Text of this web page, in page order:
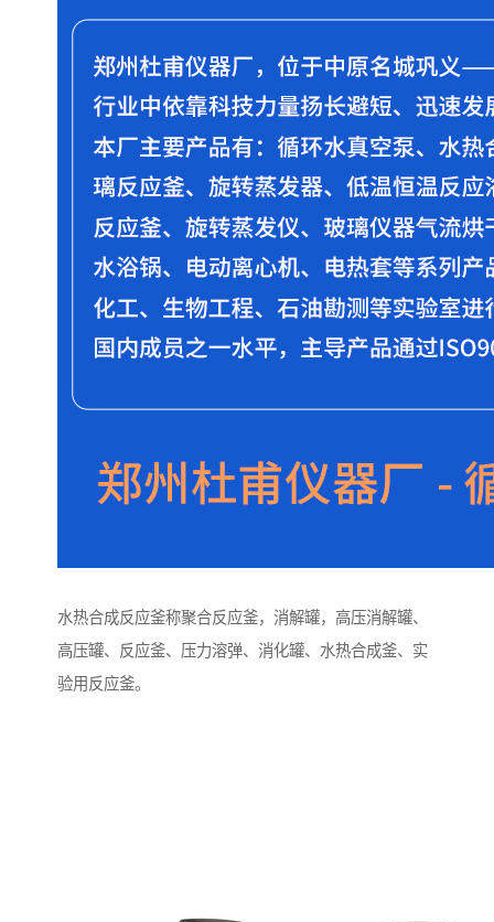
水热合成反应釜称聚合反应釜，消解罐，高压消解罐、
高压罐、反应釜、压力溶弹、消化罐、水热合成釜、实
验用反应釜。